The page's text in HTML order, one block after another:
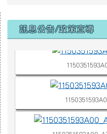
右邊區域內容
訊息公告/政策宣導